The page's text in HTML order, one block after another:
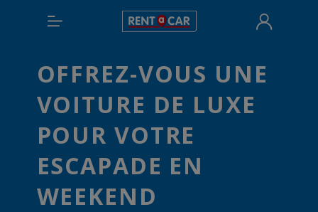
OFFREZ-VOUS UNE
VOITURE DE LUXE
POUR VOTRE
ESCAPADE EN
WEEKEND